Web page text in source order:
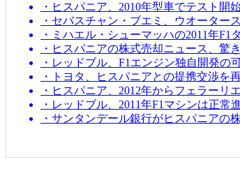
・ヒスパニア、2010年型車でテスト開
・セバスチャン・ブエミ、ウオーター
・ミハエル・シューマッハの2011年
・ヒスパニアの株式売却ニュース、驚
・レッドブル、F1エンジン独自開発の
・トヨタ、ヒスパニアとの提携交渉を
・ヒスパニア、2012年からフェラーリ
・レッドブル、2011年F1マシンは正常
・サンタンデール銀行がヒスパニアの